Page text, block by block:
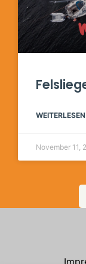
November 11,